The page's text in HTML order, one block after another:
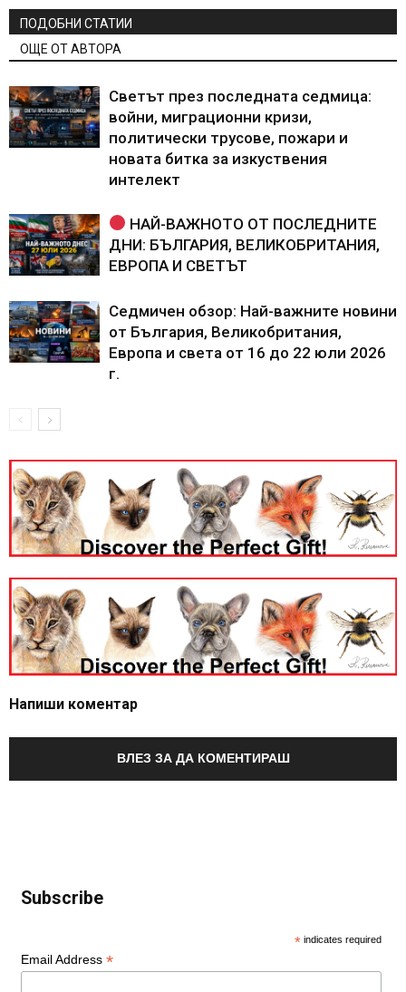
ПОДОБНИ СТАТИИ
ОЩЕ ОТ АВТОРА
Светът през последната седмица:
войни, миграционни кризи,
политически трусове, пожари и
новата битка за изкуствения
интелект
НАЙ-ВАЖНОТО ОТ ПОСЛЕДНИТЕ
ДНИ: БЪЛГАРИЯ, ВЕЛИКОБРИТАНИЯ,
ЕВРОПА И СВЕТЪТ
Седмичен обзор: Най-важните новини
от България, Великобритания,
Европа и света от 16 до 22 юли 2026
г.
Напиши коментар
ВЛЕЗ ЗА ДА КОМЕНТИРАШ
Subscribe
* indicates required
Email Address *